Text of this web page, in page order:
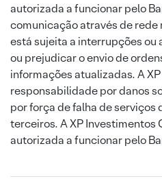
autorizada a funcionar pelo
comunicação através de
está sujeita a interrupções
ou prejudicar o envio de
informações atualizadas. A
responsabilidade por danos
por força de falha de
terceiros. A XP Investimentos
autorizada a funcionar pelo